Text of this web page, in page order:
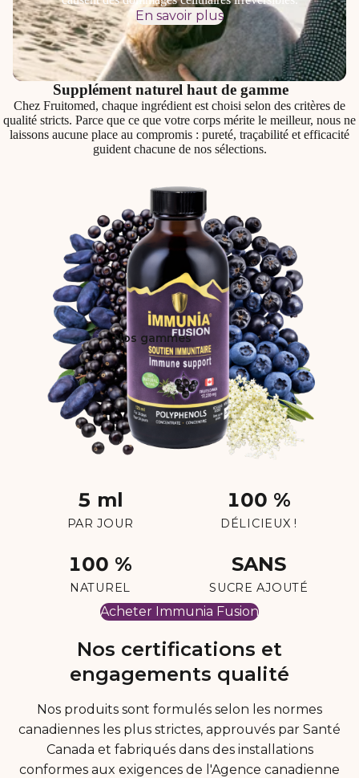
Nos gammes
En savoir plus
Supplément naturel haut de gamme
Chez Fruitomed, chaque ingrédient est choisi selon des critères de
qualité stricts. Parce que ce que votre corps mérite le meilleur, nous ne
laissons aucune place au compromis : pureté, traçabilité et efficacité
guident chacune de nos sélections.
5 ml
PAR JOUR
100 %
DÉLICIEUX !
100 %
NATUREL
SANS
SUCRE AJOUTÉ
Acheter Immunia Fusion
Nos certifications et
engagements qualité
Nos produits sont formulés selon les normes
canadiennes les plus strictes, approuvés par Santé
Canada et fabriqués dans des installations
conformes aux exigences de l'Agence canadienne